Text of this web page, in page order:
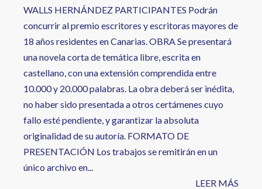
WALLS HERNÁNDEZ PARTICIPANTES Podrán
concurrir al premio escritores y escritoras mayores de
18 años residentes en Canarias. OBRA Se presentará
una novela corta de temática libre, escrita en
castellano, con una extensión comprendida entre
10.000 y 20.000 palabras. La obra deberá ser inédita,
no haber sido presentada a otros certámenes cuyo
fallo esté pendiente, y garantizar la absoluta
originalidad de su autoría. FORMATO DE
PRESENTACIÓN Los trabajos se remitirán en un
único archivo en...
LEER MÁS